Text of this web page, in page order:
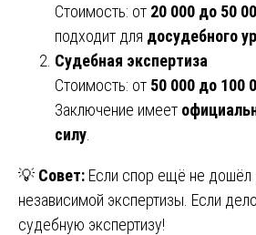
Стоимость: от 20 000 до 50
подходит для досудебного
Судебная экспертиза
Стоимость: от 50 000 до 100
Заключение имеет
силу
💡 Совет: Если спор ещё не дошёл
независимой экспертизы. Если
судебную экспертизу!